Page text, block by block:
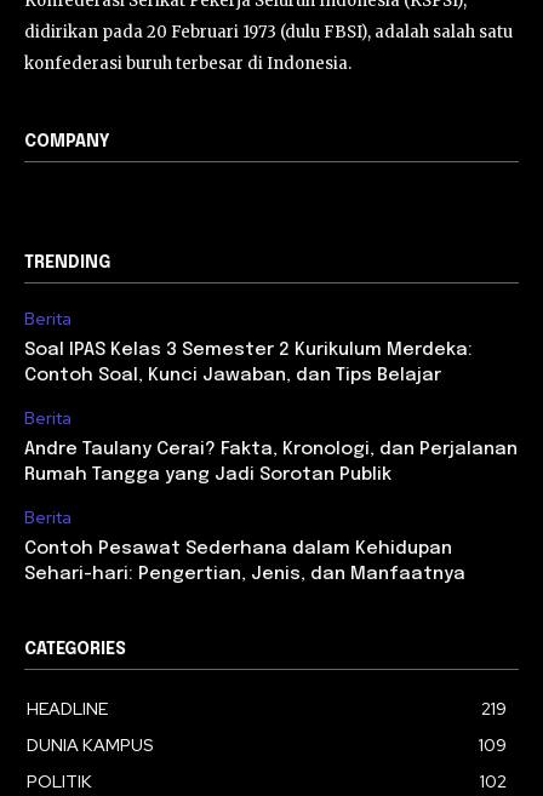
didirikan pada 20 Februari 1973 (dulu FBSI), adalah salah satu
konfederasi buruh terbesar di Indonesia.
COMPANY
TRENDING
Berita
Soal IPAS Kelas 3 Semester 2 Kurikulum Merdeka:
Contoh Soal, Kunci Jawaban, dan Tips Belajar
Berita
Andre Taulany Cerai? Fakta, Kronologi, dan Perjalanan
Rumah Tangga yang Jadi Sorotan Publik
Berita
Contoh Pesawat Sederhana dalam Kehidupan
Sehari-hari: Pengertian, Jenis, dan Manfaatnya
CATEGORIES
HEADLINE
219
DUNIA KAMPUS
109
POLITIK
102